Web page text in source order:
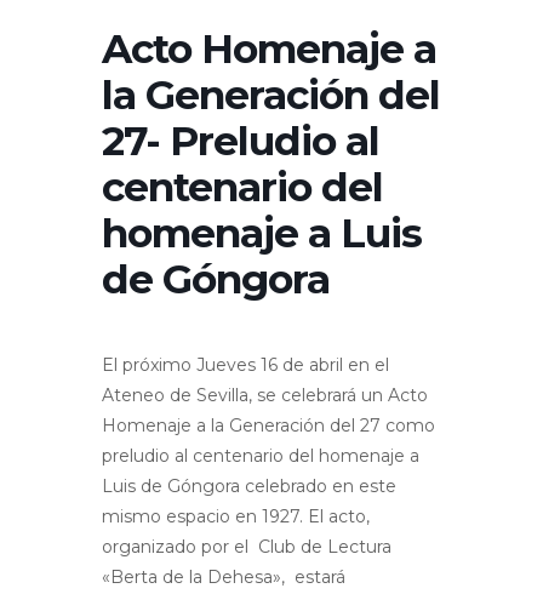
Acto Homenaje a
la Generación del
27- Preludio al
centenario del
homenaje a Luis
de Góngora
El próximo Jueves 16 de abril en el
Ateneo de Sevilla, se celebrará un Acto
Homenaje a la Generación del 27 como
preludio al centenario del homenaje a
Luis de Góngora celebrado en este
mismo espacio en 1927. El acto,
organizado por el Club de Lectura
«Berta de la Dehesa», estará